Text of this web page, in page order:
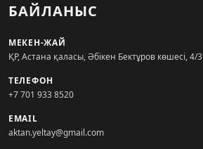
БАЙЛАНЫС
МЕКЕН-ЖАЙ
ҚР, Астана қаласы, Әбікен Бектұров көшесі, 4/3
ТЕЛЕФОН
+7 701 933 8520
EMAIL
aktan.yeltay@gmail.com